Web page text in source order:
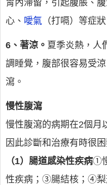
胃內滯留，引起腹脹、
心、 噯氣 （打嗝）等症狀
6、著涼。 夏季炎熱，人
調睡覺，腹部很容易受
瀉。
慢性腹瀉
慢性腹瀉的病期在2個月
因此診斷和治療有時很困
（1）腸道感染性疾病①
性疾病；③腸結核；④